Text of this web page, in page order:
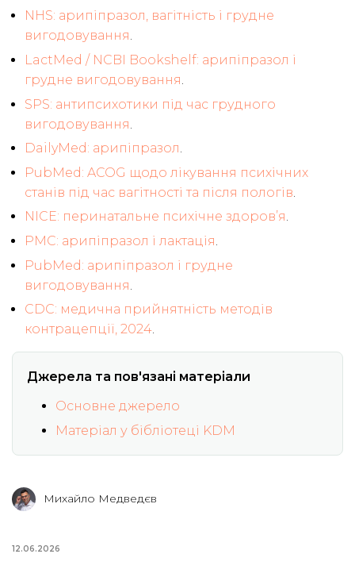
NHS: арипіпразол, вагітність і грудне
вигодовування.
LactMed / NCBI Bookshelf: арипіпразол і
грудне вигодовування.
SPS: антипсихотики під час грудного
вигодовування
DailyMed: арипіпразол.
PubMed: ACOG щодо лікування психічних
станів під час вагітності та після пологів
NICE: перинатальне психічне здоров’я.
PMC: арипіпразол і лактація.
PubMed: арипіпразол і грудне
вигодовування
CDC: медична прийнятність методів
контрацепції, 2024.
Джерела та пов'язані матеріали
Основне джерело
Матеріал у бібліотеці KDM
Михайло Медведєв
12.06.2026